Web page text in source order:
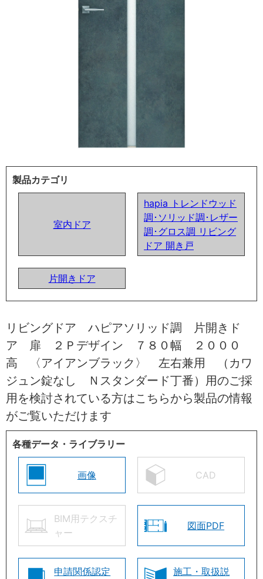
製品カテゴリ
室内ドア
hapia トレンドウッド
調･ソリッド調･レザー
調･グロス調 リビング
ドア 開き戸
片開きドア
リビングドア ハピアソリッド調 片開きド
ア 扉 ２Ｐデザイン ７８０幅 ２０００
高 〈アイアンブラック〉 左右兼用 （カワ
ジュン錠なし Ｎスタンダード丁番）用のご採
用を検討されている方はこちらから製品の情報
がご覧いただけます
各種データ・ライブラリー
画像 CAD
BIM用テクスチ
ャー
図面PDF
申請関係認定
施工・取扱説